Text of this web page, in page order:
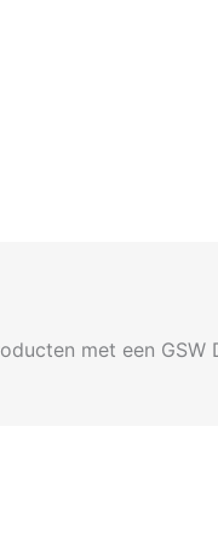
met een GSW